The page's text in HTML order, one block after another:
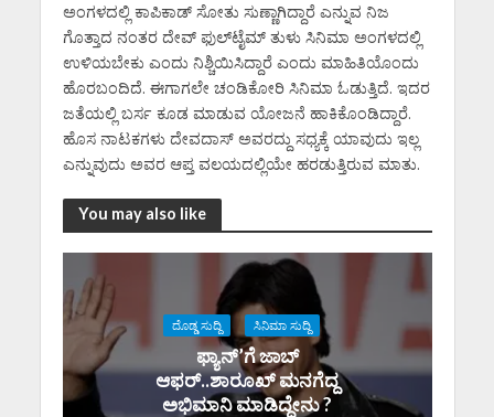
ಅಂಗಳದಲ್ಲಿ ಕಾಪಿಕಾಡ್ ಸೋತು ಸುಣ್ಣಾಗಿದ್ದಾರೆ ಎನ್ನುವ ನಿಜ
ಗೊತ್ತಾದ ನಂತರ ದೇವ್ ಫುಲ್‌ಟೈಮ್ ತುಳು ಸಿನಿಮಾ ಅಂಗಳದಲ್ಲಿ
ಉಳಿಯಬೇಕು ಎಂದು ನಿಶ್ಚಿಯಿಸಿದ್ದಾರೆ ಎಂದು ಮಾಹಿತಿಯೊಂದು
ಹೊರಬಂದಿದೆ. ಈಗಾಗಲೇ ಚಂಡಿಕೋರಿ ಸಿನಿಮಾ ಓಡುತ್ತಿದೆ. ಇದರ
ಜತೆಯಲ್ಲಿ ಬರ್ಸ ಕೂಡ ಮಾಡುವ ಯೋಜನೆ ಹಾಕಿಕೊಂಡಿದ್ದಾರೆ.
ಹೊಸ ನಾಟಕಗಳು ದೇವದಾಸ್ ಅವರದ್ದು ಸಧ್ಯಕ್ಕೆ ಯಾವುದು ಇಲ್ಲ
ಎನ್ನುವುದು ಅವರ ಆಪ್ತ ವಲಯದಲ್ಲಿಯೇ ಹರಡುತ್ತಿರುವ ಮಾತು.
You may also like
ದೊಡ್ಡ ಸುದ್ದಿ ಸಿನಿಮಾ ಸುದ್ದಿ
ಫ್ಯಾನ್’ಗೆ ಜಾಬ್
ಆಫರ್..ಶಾರೂಖ್ ಮನಗೆದ್ದ
ಅಭಿಮಾನಿ ಮಾಡಿದ್ದೇನು ?